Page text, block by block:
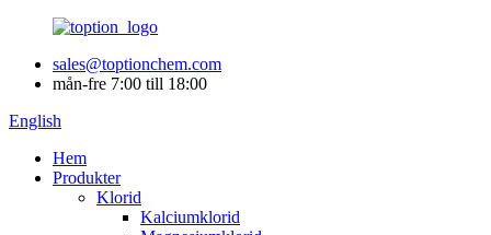
sales@toptionchem.com
mån-fre 7:00 till 18:00
English
Hem
Produkter
Klorid
Kalciumklorid